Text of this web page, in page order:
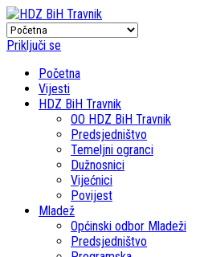
Priključi se
Početna
Vijesti
HDZ BiH Travnik
OO HDZ BiH Travnik
Predsjedništvo
Temeljni ogranci
Dužnosnici
Vijećnici
Povijest
Mladež
Općinski odbor Mladeži
Predsjedništvo